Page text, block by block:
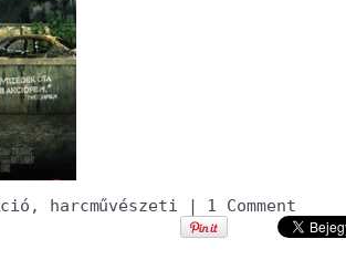
, harcművészeti | 1 Comment